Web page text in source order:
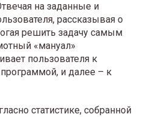
на заданные и
рассказывая о
решить задачу самым
«мануал»
пользователя к
и далее – к
статистике, собранной